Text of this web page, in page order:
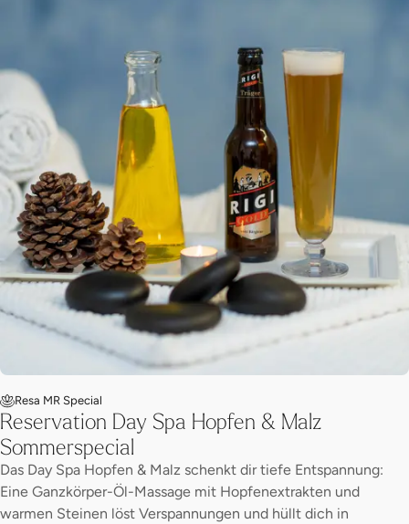
Resa MR Special
Reservation Day Spa Hopfen & Malz
Sommerspecial
Das Day Spa Hopfen & Malz schenkt dir tiefe Entspannung:
Eine Ganzkörper-Öl-Massage mit Hopfenextrakten und
warmen Steinen löst Verspannungen und hüllt dich in